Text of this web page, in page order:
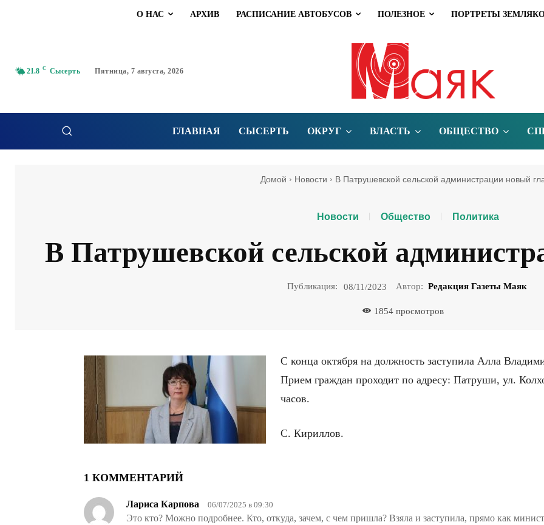
О НАС АРХИВ РАСПИСАНИЕ АВТОБУСОВ ПОЛЕЗНОЕ ПОРТРЕТЫ
21.8 C Сысерть Пятница, 7 августа, 2026
ГЛАВНАЯ СЫСЕРТЬ ОКРУГ ВЛАСТЬ ОБЩЕСТВО
Домой Новости В Патрушевской сельской администрации новый
Новости Общество Политика
В Патрушевской сельской
Публикация: 08/11/2023 Автор: Редакция Газеты Маяк
1854 просмотров
С конца октября на должность заступила Алла
Прием граждан проходит по адресу: Патруши, ул.
часов.
С. Кириллов.
1 КОММЕНТАРИЙ
Лариса Карпова 06/07/2025 в 09:30
Это кто? Можно подробнее. Кто, откуда, зачем, с чем пришла? Взяла и заступила, прямо как